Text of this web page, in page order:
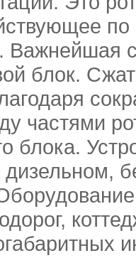
по
Важнейшая
блок.
частями
блока.